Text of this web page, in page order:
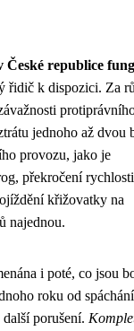
České republice
řidič k dispozici. Za
jednoho až dvou
provozu, jako je
překročení
křižovatky na
najednou.
i poté, co jsou
roku od spáchání
porušení.